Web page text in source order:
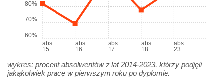
abs.
15
abs.
16
abs.
17
abs.
18
abs.
23
60%
70%
80%
wykres: procent absolwentów z lat 2014-2023, którzy podjęli
jakąkolwiek pracę w pierwszym roku po dyplomie.